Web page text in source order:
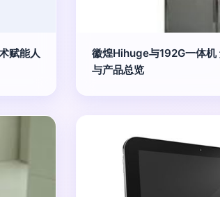
赋能人
徽煌Hihuge与192G一体机
与产品总览